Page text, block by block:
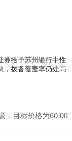
券给予苏州银行中性
，拨备覆盖率仍处高
，目标价格为60.00